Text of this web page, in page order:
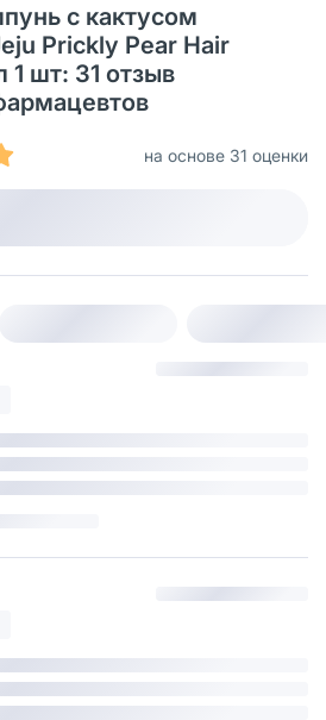
с кактусом
Prickly Pear Hair
1 шт: 31 oтзыв
на основе 31 оценки